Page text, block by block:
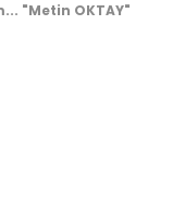
"Metin OKTAY"